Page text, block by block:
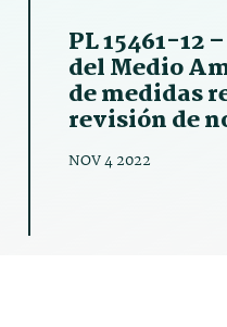
PL 15461-12
del Medio
de medidas
revisión de
NOV 4 2022